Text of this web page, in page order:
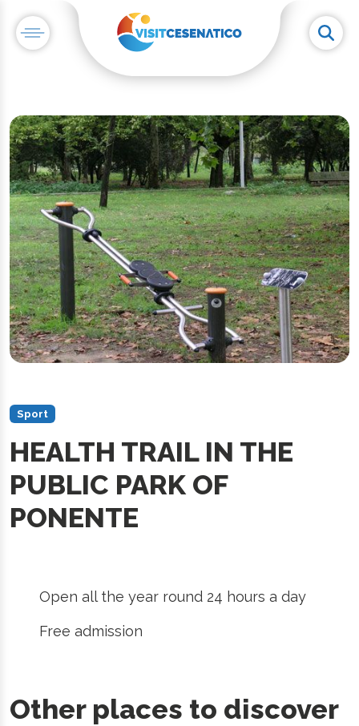
Sport
HEALTH TRAIL IN THE
PUBLIC PARK OF
PONENTE
Open all the year round 24 hours a day
Free admission
Other places to discover